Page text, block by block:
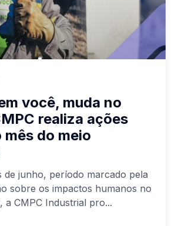
você, muda no
realiza ações
do meio
de junho, período marcado pela
sobre os impactos humanos no
a CMPC Industrial pro...